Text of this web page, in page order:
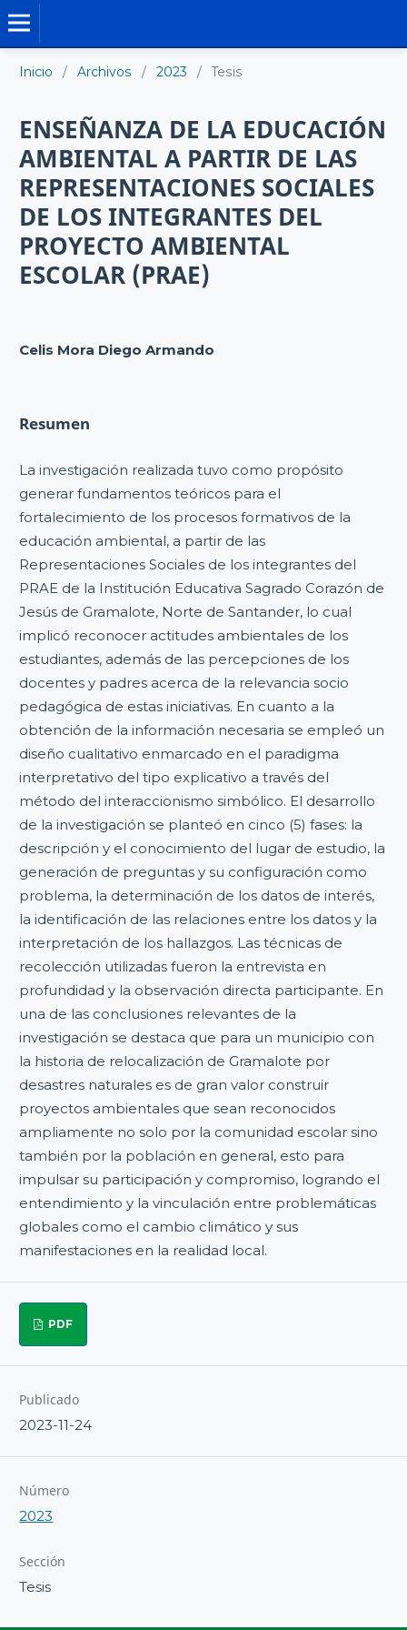
Inicio / Archivos / 2023 / Tesis
ENSEÑANZA DE LA EDUCACIÓN
AMBIENTAL A PARTIR DE LAS
REPRESENTACIONES SOCIALES
DE LOS INTEGRANTES DEL
PROYECTO AMBIENTAL
ESCOLAR (PRAE)
Celis Mora Diego Armando
Resumen
La investigación realizada tuvo como propósito
generar fundamentos teóricos para el
fortalecimiento de los procesos formativos de la
educación ambiental, a partir de las
Representaciones Sociales de los integrantes del
PRAE de la Institución Educativa Sagrado Corazón de
Jesús de Gramalote, Norte de Santander, lo cual
implicó reconocer actitudes ambientales de los
estudiantes, además de las percepciones de los
docentes y padres acerca de la relevancia socio
pedagógica de estas iniciativas. En cuanto a la
obtención de la información necesaria se empleó un
diseño cualitativo enmarcado en el paradigma
interpretativo del tipo explicativo a través del
método del interaccionismo simbólico. El desarrollo
de la investigación se planteó en cinco (5) fases: la
descripción y el conocimiento del lugar de estudio, la
generación de preguntas y su configuración como
problema, la determinación de los datos de interés,
la identificación de las relaciones entre los datos y la
interpretación de los hallazgos. Las técnicas de
recolección utilizadas fueron la entrevista en
profundidad y la observación directa participante. En
una de las conclusiones relevantes de la
investigación se destaca que para un municipio con
la historia de relocalización de Gramalote por
desastres naturales es de gran valor construir
proyectos ambientales que sean reconocidos
ampliamente no solo por la comunidad escolar sino
también por la población en general, esto para
impulsar su participación y compromiso, logrando el
entendimiento y la vinculación entre problemáticas
globales como el cambio climático y sus
manifestaciones en la realidad local.
PDF
Publicado
2023-11-24
Número
2023
Sección
Tesis